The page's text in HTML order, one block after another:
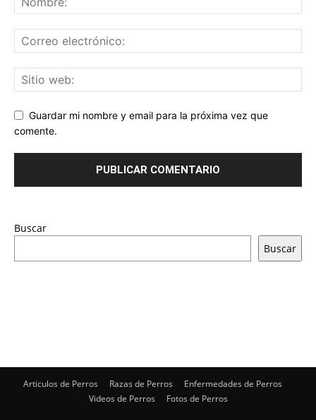
Guardar mi nombre y email para la próxima vez que
comente.
Buscar
Buscar
Articulos de Perros Razas de Perros
Enfermedades de Perros
Videos de Perros
Fotos de Perros